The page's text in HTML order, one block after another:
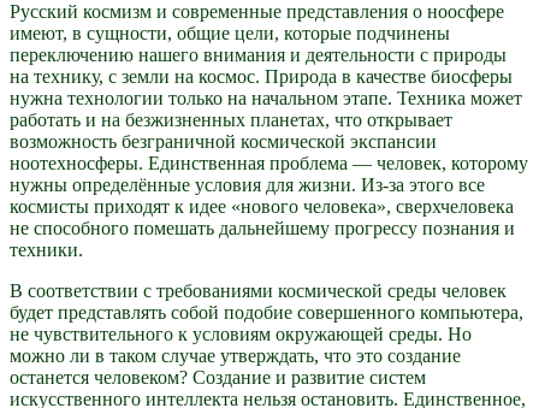
Русский космизм и современные представления о ноосфере
имеют, в сущности, общие цели, которые подчинены
переключению нашего внимания и деятельности с природы
на технику, с земли на космос. Природа в качестве биосферы
нужна технологии только на начальном этапе. Техника может
работать и на безжизненных планетах, что открывает
возможность безграничной космической экспансии
ноотехносферы. Единственная проблема — человек, которому
нужны определённые условия для жизни. Из-за этого все
космисты приходят к идее «нового человека», сверхчеловека
не способного помешать дальнейшему прогрессу познания и
техники.
В соответствии с требованиями космической среды человек
будет представлять собой подобие совершенного компьютера,
не чувствительного к условиям окружающей среды. Но
можно ли в таком случае утверждать, что это создание
останется человеком? Создание и развитие систем
искусственного интеллекта нельзя остановить. Единственное,